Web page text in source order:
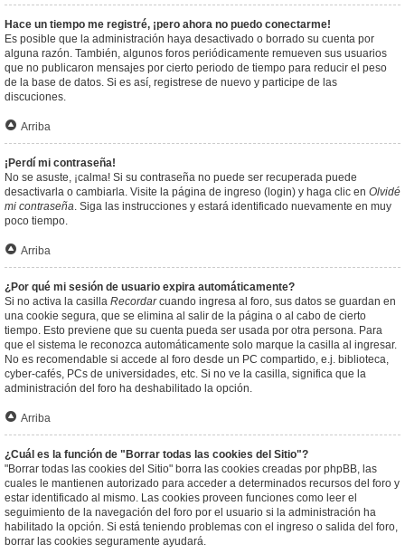
Hace un tiempo me registré, ¡pero ahora no puedo conectarme!
Es posible que la administración haya desactivado o borrado su cuenta por
alguna razón. También, algunos foros periódicamente remueven sus usuarios
que no publicaron mensajes por cierto periodo de tiempo para reducir el peso
de la base de datos. Si es así, registrese de nuevo y participe de las
discuciones.
Arriba
¡Perdí mi contraseña!
No se asuste, ¡calma! Si su contraseña no puede ser recuperada puede
desactivarla o cambiarla. Visite la página de ingreso (login) y haga clic en Olvidé
mi contraseña. Siga las instrucciones y estará identificado nuevamente en muy
poco tiempo.
Arriba
¿Por qué mi sesión de usuario expira automáticamente?
Si no activa la casilla Recordarcuando ingresa al foro, sus datos se guardan en
una cookie segura, que se elimina al salir de la página o al cabo de cierto
tiempo. Esto previene que su cuenta pueda ser usada por otra persona. Para
que el sistema le reconozca automáticamente solo marque la casilla al ingresar.
No es recomendable si accede al foro desde un PC compartido, e.j. biblioteca,
cyber-cafés, PCs de universidades, etc. Si no ve la casilla, significa que la
administración del foro ha deshabilitado la opción.
Arriba
¿Cuál es la función de "Borrar todas las cookies del Sitio"?
"Borrar todas las cookies del Sitio" borra las cookies creadas por phpBB, las
cuales le mantienen autorizado para acceder a determinados recursos del foro y
estar identificado al mismo. Las cookies proveen funciones como leer el
seguimiento de la navegación del foro por el usuario si la administración ha
habilitado la opción. Si está teniendo problemas con el ingreso o salida del foro,
borrar las cookies seguramente ayudará.